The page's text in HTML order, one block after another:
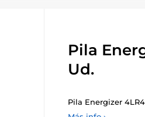
Pila
Ud.
Pila Energizer